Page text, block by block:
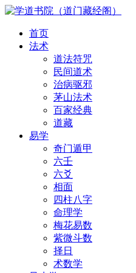
首页
法术
道法符咒
民间道术
治病驱邪
茅山法术
百家经典
道藏
易学
奇门遁甲
六壬
六爻
相面
四柱八字
命理学
梅花易数
紫微斗数
择日
术数学